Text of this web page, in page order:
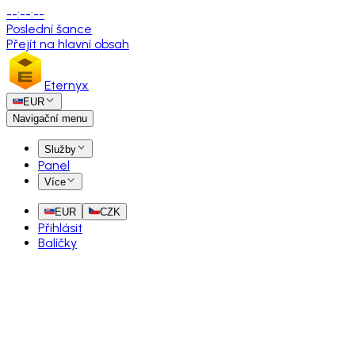
--:--:--
Poslední šance
Přejít na hlavní obsah
Eternyx
EUR
Navigační menu
Služby
Panel
Více
EUR CZK
Přihlásit
Balíčky